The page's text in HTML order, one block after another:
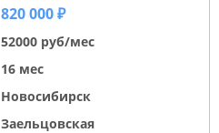
820 000 ₽
52000 руб/мес
16 мес
Новосибирск
Заельцовская